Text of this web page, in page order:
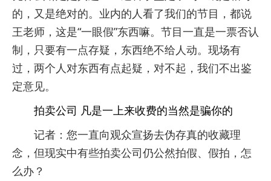
的，又是绝对的。业内的人看了我们的节目，都说
王老师，这是“一眼假”东西嘛。节目一直是一票否认
制，只要有一点存疑，东西绝不给人动。现场有
过，两个人对东西有点起疑，对不起，我们不出鉴
定意见。
拍卖公司 凡是一上来收费的当然是骗你的
记者：您一直向观众宣扬去伪存真的收藏理
念，但现实中有些拍卖公司仍公然拍假、假拍，怎
么办？